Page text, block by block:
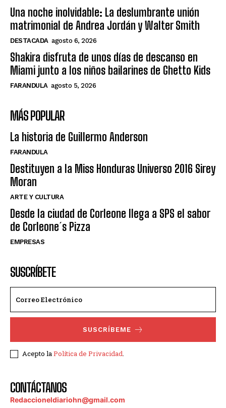
Una noche inolvidable: La deslumbrante unión
matrimonial de Andrea Jordán y Walter Smith
DESTACADA agosto 6, 2026
Shakira disfruta de unos días de descanso en
Miami junto a los niños bailarines de Ghetto Kids
FARANDULA agosto 5, 2026
MÁS POPULAR
La historia de Guillermo Anderson
FARANDULA
Destituyen a la Miss Honduras Universo 2016 Sirey
Moran
ARTE Y CULTURA
Desde la ciudad de Corleone llega a SPS el sabor
de Corleone´s Pizza
EMPRESAS
SUSCRÍBETE
SUSCRÍBEME
Acepto laPolítica de Privacidad.
CONTÁCTANOS
Redaccioneldiariohn@gmail.com